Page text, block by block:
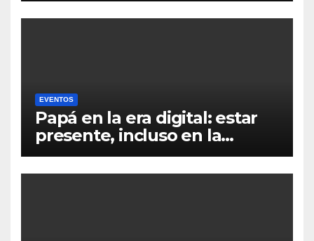
EVENTOS
Papá en la era digital: estar
presente, incluso en la
distancia